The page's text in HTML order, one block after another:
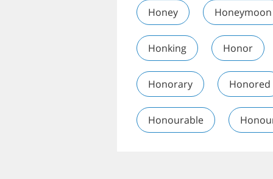
Honey Honeymoon
Honking Honor
Honorary Honored
Honourable